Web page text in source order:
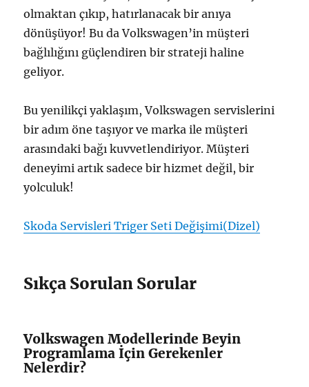
olmaktan çıkıp, hatırlanacak bir anıya
dönüşüyor! Bu da Volkswagen’in müşteri
bağlılığını güçlendiren bir strateji haline
geliyor.
Bu yenilikçi yaklaşım, Volkswagen servislerini
bir adım öne taşıyor ve marka ile müşteri
arasındaki bağı kuvvetlendiriyor. Müşteri
deneyimi artık sadece bir hizmet değil, bir
yolculuk!
Skoda Servisleri Triger Seti Değişimi(Dizel)
Sıkça Sorulan Sorular
Volkswagen Modellerinde Beyin
Programlama İçin Gerekenler
Nelerdir?